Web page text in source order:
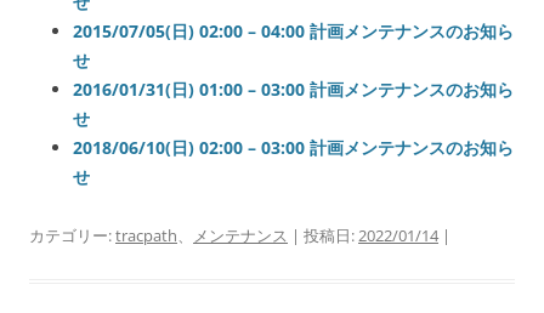
2015/07/05(日) 02:00 – 04:00 計画メンテナンスのお知ら
せ
2016/01/31(日) 01:00 – 03:00 計画メンテナンスのお知ら
せ
2018/06/10(日) 02:00 – 03:00 計画メンテナンスのお知ら
せ
カテゴリー:tracpath、 メンテナンス | 投稿日:2022/01/14|